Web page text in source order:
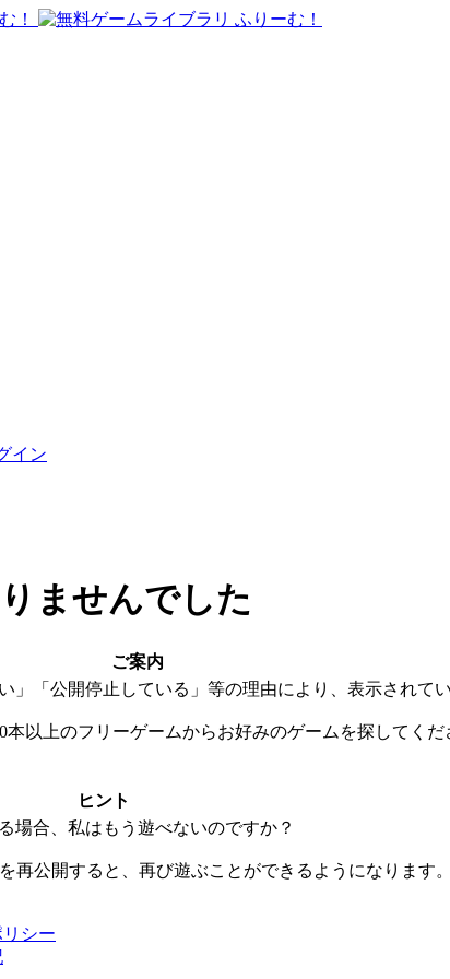
イン
ませんでした
ご案内
」「公開停止している」等の理由により、表示されてい
本以上のフリーゲームからお好みのゲームを探してくだ
ヒント
場合、私はもう遊べないのですか？
再公開すると、再び遊ぶことができるようになります。
シー